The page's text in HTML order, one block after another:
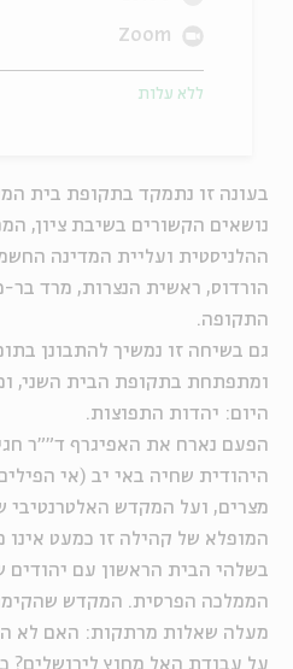
בעונה זו נתמקד בתקופת בית
נושאים הקשורים בשיבת ציון,
ההלניסטית ועליית המדינה
הורדוס, ראשית הנצרות, מרד
התקופה.
גם בשיחה זו נמשיך להתבונן
ומתפתחת בתקופת הבית השני,
היום: יהדות התפוצות.
הפעם נארח את האפיגרף ד""ר
היהודית שחיה באי יב (אי
מצרים, ועל המקדש האלטרנטיבי
המופלא של קהילה זו כמעט אינו
בשלהי הבית הראשון עם יהודים
הממלכה הפרסית. המקדש
מעלה שאלות מרתקות: האם לא
על עבודת האל מחוץ לירושלים?
Zoom
ללא עלות